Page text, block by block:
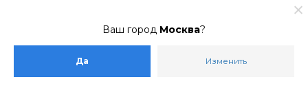
Ваш город Москва?
Да Изменить